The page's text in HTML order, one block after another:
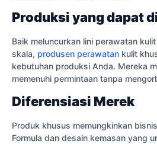
Produksi yang dapat
Baik meluncurkan lini perawatan
skala, produsen perawatan kulit
kebutuhan produksi Anda. Mereka
memenuhi permintaan tanpa
Diferensiasi Merek
Produk khusus memungkinkan
Formula dan desain kemasan yang